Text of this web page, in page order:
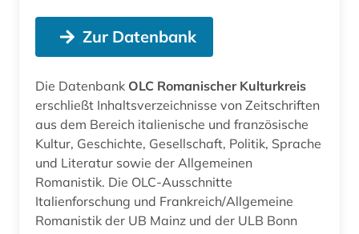
Zur Datenbank
Die Datenbank OLC Romanischer Kulturkreis
erschließt Inhaltsverzeichnisse von Zeitschriften
aus dem Bereich italienische und französische
Kultur, Geschichte, Gesellschaft, Politik, Sprache
und Literatur sowie der Allgemeinen
Romanistik. Die OLC-Ausschnitte
Italienforschung und Frankreich/Allgemeine
Romanistik der UB Mainz und der ULB Bonn